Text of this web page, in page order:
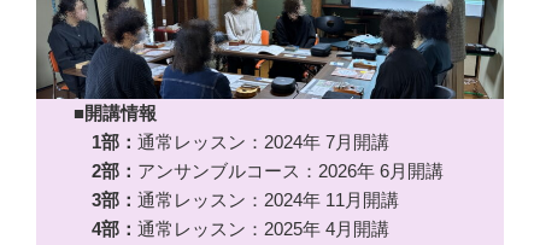
■開講情報
1部：通常レッスン：2024年 7月開講
2部： アンサンブルコース：2026年 6月開講
3部：通常レッスン：2024年 11月開講
4部：通常レッスン：2025年 4月開講